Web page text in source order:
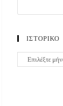
ΙΣΤΟΡΙΚΟ
ΙΣΤΟΡΙΚΟ